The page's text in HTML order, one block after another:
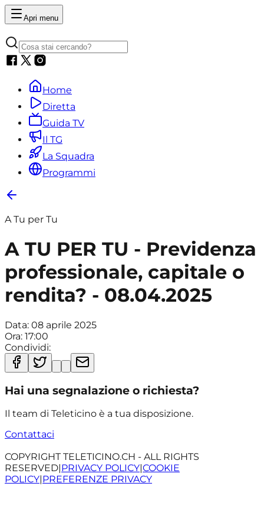
Apri menu
Home
Diretta
Guida TV
Il TG
La Squadra
Programmi
A Tu per Tu
A TU PER TU - Previdenza
professionale, capitale o
rendita? - 08.04.2025
Data: 08 aprile 2025
Ora: 17:00
Condividi:
Hai una segnalazione o richiesta?
Il team di Teleticino è a tua disposizione.
Contattaci
COPYRIGHT TELETICINO.CH - ALL RIGHTS
RESERVED|PRIVACY POLICY|COOKIE
POLICY|PREFERENZE PRIVACY